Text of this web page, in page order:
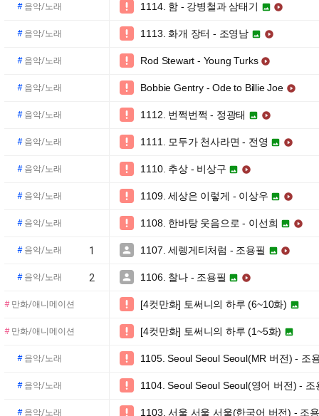
#음악/노래  1114. 함 - 강병철과 삼태기  
#음악/노래  1113. 화개 장터 - 조영남  
#음악/노래  Rod Stewart - Young Turks 
#음악/노래  Bobbie Gentry - Ode to Billie Joe 
#음악/노래  1112. 번쩍번쩍 - 정광태  
#음악/노래  1111. 모두가 천사라면 - 전영  
#음악/노래  1110. 추상 - 비상구  
#음악/노래  1109. 세상은 이렇게 - 이상우  
#음악/노래  1108. 한바탕 웃음으로 - 이선희  
#음악/노래 1  1107. 세렝게티처럼 - 조용필  
#음악/노래 2  1106. 찰나 - 조용필  
#만화/애니메이션  [4컷만화] 토써니의 하루 (6~10화) 
#만화/애니메이션  [4컷만화] 토써니의 하루 (1~5화) 
#음악/노래  1105. Seoul Seoul Seoul(MR 버전) - 조
#음악/노래  1104. Seoul Seoul Seoul(영어 버전) - 조
#음악/노래  1103. 서울 서울 서울(한국어 버전) - 조